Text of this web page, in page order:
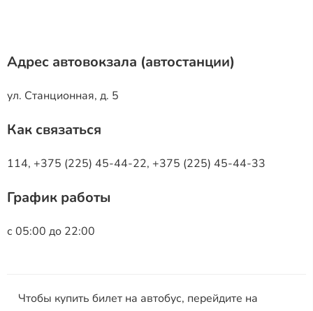
Адрес автовокзала (автостанции)
ул. Станционная, д. 5
Как связаться
114, +375 (225) 45-44-22, +375 (225) 45-44-33
График работы
с 05:00 до 22:00
Чтобы купить билет на автобус, перейдите на